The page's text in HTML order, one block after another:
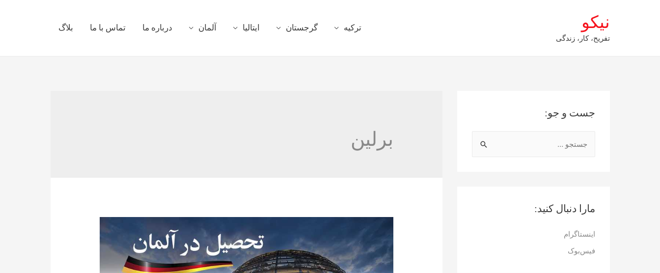
نیکو
تفریح، کار، زندگی
ترکیه گرجستان ایتالیا آلمان درباره ما تماس با ما بلاگ
جست و جو:
ب
ی
مارا دنبال کنید:
اینستاگرام
فیس‌بوک
برلین